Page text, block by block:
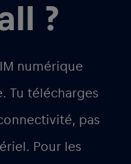
?
numérique
Tu télécharges
pas
Pour les